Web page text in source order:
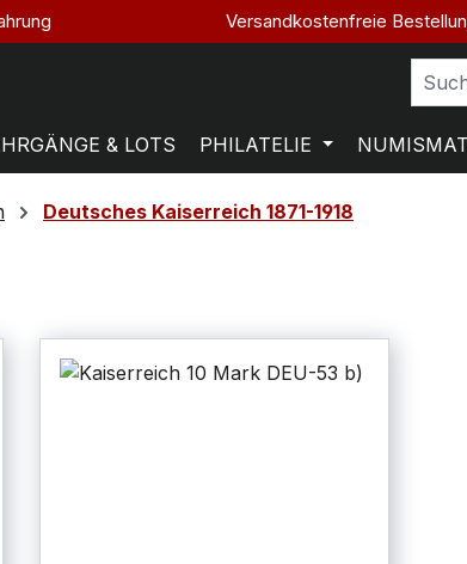
Versandkostenfreie
& LOTS PHILATELIE
Deutsches Kaiserreich 1871-1918